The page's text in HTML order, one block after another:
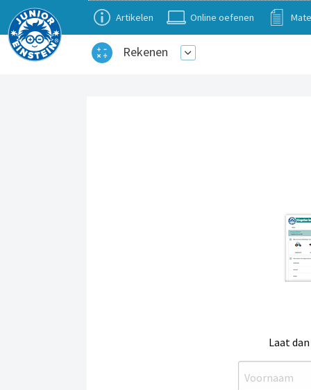
Artikelen Online oefenen
Rekenen
Laat